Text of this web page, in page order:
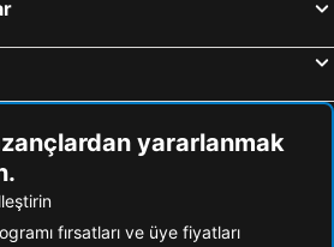
yararlanmak
fırsatları ve üye fiyatları